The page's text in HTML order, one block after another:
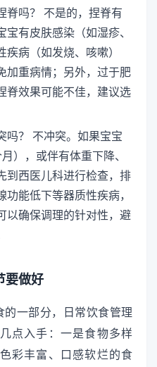
脊吗？ 不是的，捏脊有
有皮肤感染（如湿疹、
病（如发烧、咳嗽）
加重病情；另外，过于肥
脊效果可能不佳，建议选
吗？ 不冲突。如果宝宝
），或伴有体重下降、
到西医儿科进行检查，排
功能低下等器质性疾病，
以确保调理的针对性，避
要做好
的一部分，日常饮食管理
点入手：一是食物多样
彩丰富、口感软烂的食